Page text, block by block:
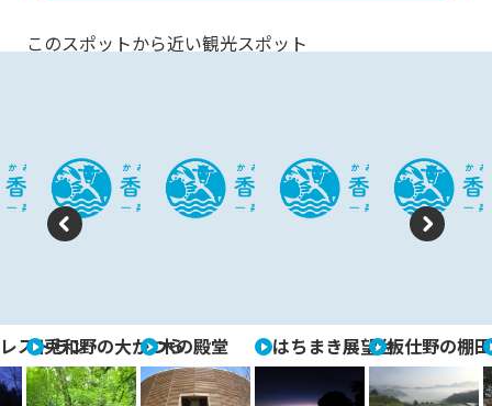
このスポットから近い観光スポット
vi
o
xt
ストラン
兎和野の大かつら木の殿堂 はちまき展望台板仕野の棚田